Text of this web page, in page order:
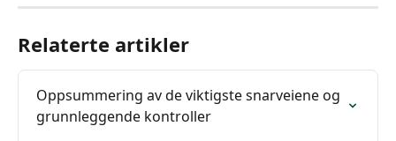
Relaterte artikler
Oppsummering av de viktigste snarveiene og
grunnleggende kontroller